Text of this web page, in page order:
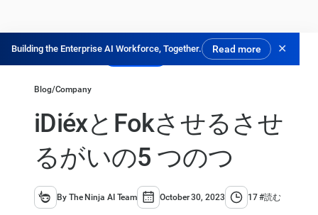
Building the Enterprise AI Workforce, Together. Read more ✕
無料で試す
Blog/Company
iDiéxとFokさせるさせ
るがいの5 つのつ
By The Ninja AI Team October 30, 2023 17 #読む